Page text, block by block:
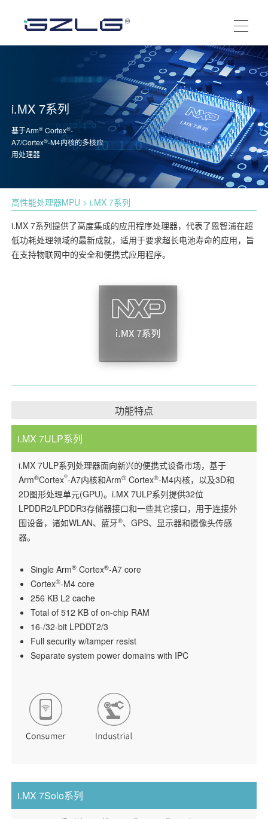
i.MX 7系列
基于Arm® Cortex®-
A7/Cortex®-M4内核的多核应
用处理器
高性能处理器MPU > i.MX 7系列
i.MX 7系列提供了高度集成的应用程序处理器，代表了恩智浦在超
低功耗处理领域的最新成就，适用于要求超长电池寿命的应用，旨
在支持物联网中的安全和便携式应用程序。
功能特点
i.MX 7ULP系列
i.MX 7ULP系列处理器面向新兴的便携式设备市场，基于
Arm®Cortex®-A7内核和Arm® Cortex®-M4内核，以及3D和
2D图形处理单元(GPU)。i.MX 7ULP系列提供32位
LPDDR2/LPDDR3存储器接口和一些其它接口，用于连接外
围设备，诸如WLAN、蓝牙®、GPS、显示器和摄像头传感
器。
Single Arm® Cortex®-A7 core
Cortex®-M4 core
256 KB L2 cache
Total of 512 KB of on-chip RAM
16-/32-bit LPDDT2/3
Full security w/tamper resist
Separate system power domains with IPC
i.MX 7Solo系列